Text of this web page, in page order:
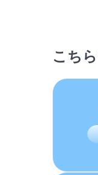
こち